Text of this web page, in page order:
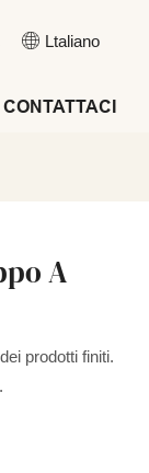
Ltaliano
CONTATTACI
A
prodotti finiti.